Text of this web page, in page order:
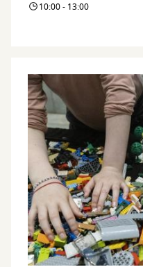
10:00 - 13:00